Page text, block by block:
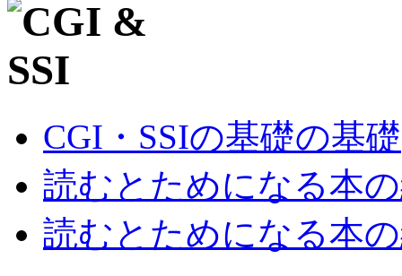
CGI・SSIの基礎の基礎
読むとためになる本
読むとためになる本